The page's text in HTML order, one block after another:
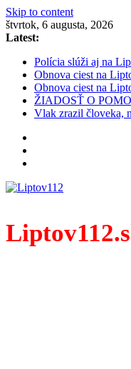
Skip to content
štvrtok, 6 augusta, 2026
Latest:
Polícia slúži aj na
Obnova ciest na
Obnova ciest na
ŽIADOSŤ O
Vlak zrazil človeka,